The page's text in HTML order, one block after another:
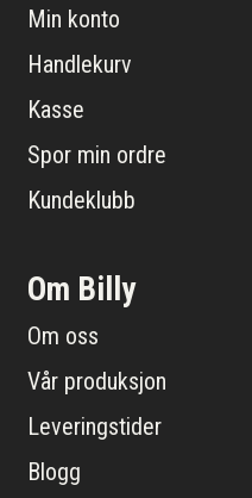
Min konto
Handlekurv
Kasse
Spor min ordre
Kundeklubb
Om Billy
Om oss
Vår produksjon
Leveringstider
Blogg